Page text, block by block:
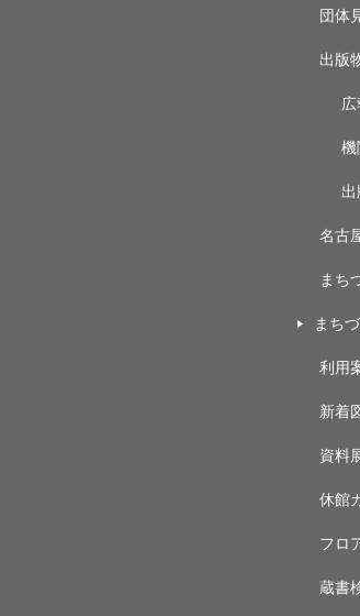
団体
出版
機
出
名古
まち
まち
利用
新着
資料
休館
フロ
蔵書